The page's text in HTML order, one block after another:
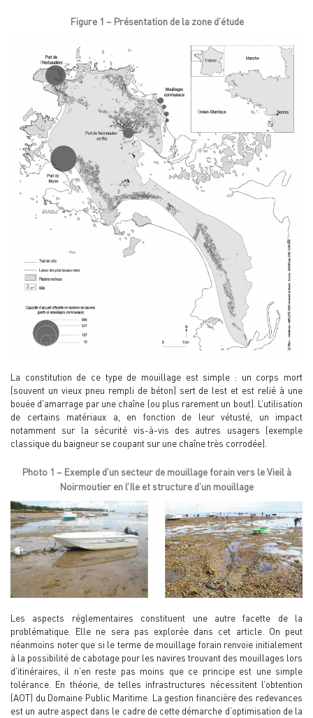
Figure 1 – Présentation de la zone d’étude
La constitution de ce type de mouillage est simple : un corps mort
(souvent un vieux pneu rempli de béton) sert de lest et est relié à une
bouée d’amarrage par une chaîne (ou plus rarement un bout). L’utilisation
de certains matériaux a, en fonction de leur vétusté, un impact
notamment sur la sécurité vis-à-vis des autres usagers (exemple
classique du baigneur se coupant sur une chaîne très corrodée).
Photo 1 – Exemple d’un secteur de mouillage forain vers le Vieil à
Noirmoutier en l’Ile et structure d’un mouillage
Les aspects réglementaires constituent une autre facette de la
problématique. Elle ne sera pas explorée dans cet article. On peut
néanmoins noter que si le terme de mouillage forain renvoie initialement
à la possibilité de cabotage pour les navires trouvant des mouillages lors
d’itinéraires, il n’en reste pas moins que ce principe est une simple
tolérance. En théorie, de telles infrastructures nécessitent l’obtention
(AOT) du Domaine Public Maritime. La gestion financière des redevances
est un autre aspect dans le cadre de cette démarche d’optimisation de la